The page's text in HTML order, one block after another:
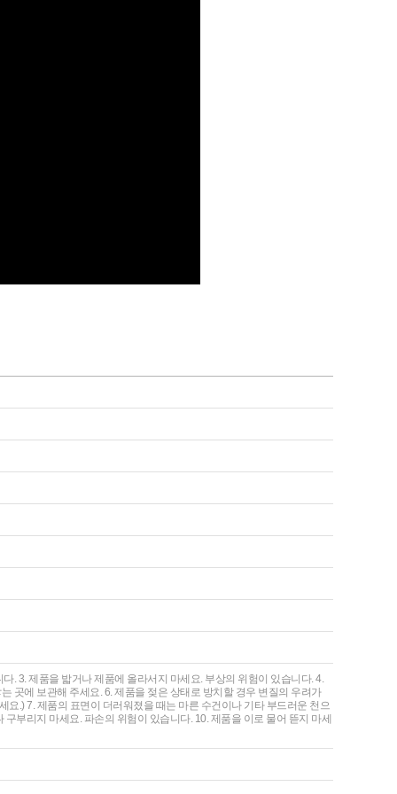
. 3. 제품을 밟거나 제품에 올라서지 마세요. 부상의 위험이 있습니다. 4.
곳에 보관해 주세요. 6. 제품을 젖은 상태로 방치할 경우 변질의 우려가
.) 7. 제품의 표면이 더러워졌을 때는 마른 수건이나 기타 부드러운 천으
부리지 마세요. 파손의 위험이 있습니다. 10. 제품을 이로 물어 뜯지 마세